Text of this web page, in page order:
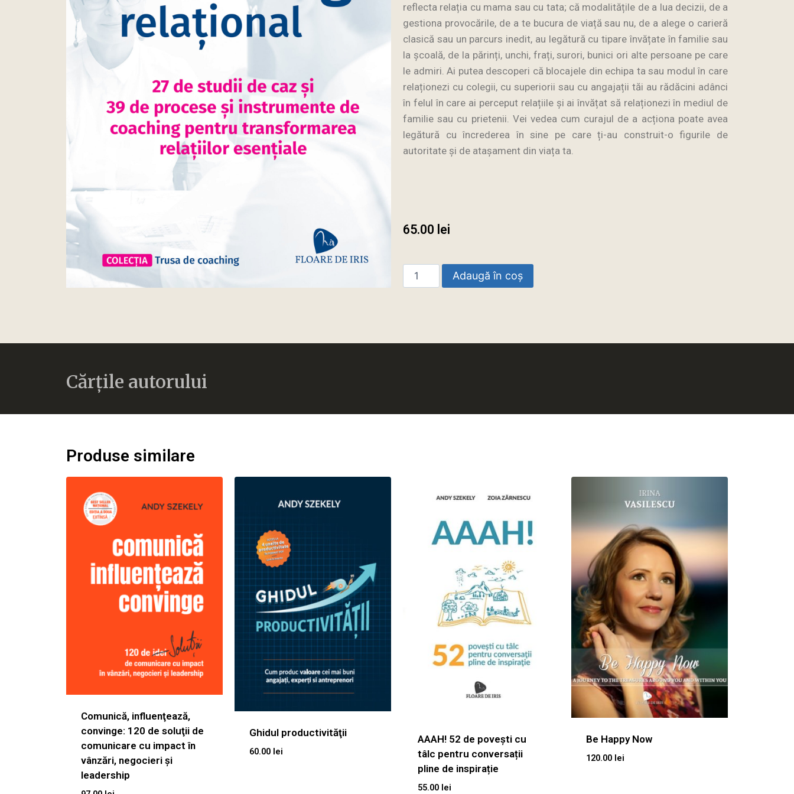
reflecta relația cu mama sau cu tata; că modalitățile de a lua decizii, de a
gestiona provocările, de a te bucura de viață sau nu, de a alege o carieră
clasică sau un parcurs inedit, au legătură cu tipare învățate în familie sau
la școală, de la părinți, unchi, frați, surori, bunici ori alte persoane pe care
le admiri. Ai putea descoperi că blocajele din echipa ta sau modul în care
relaționezi cu colegii, cu superiorii sau cu angajații tăi au rădăcini adânci
în felul în care ai perceput relațiile și ai învățat să relaționezi în mediul de
familie sau cu prietenii. Vei vedea cum curajul de a acționa poate avea
legătură cu încrederea în sine pe care ți-au construit-o figurile de
autoritate și de atașament din viața ta.
65.00 lei
Adaugă în coș
Cărțile autorului
Produse similare
Comunică, influenţează,
convinge: 120 de soluţii de
comunicare cu impact în
vânzări, negocieri şi
leadership
Ghidul productivităţii
60.00 lei
AAAH! 52 de povești cu
tâlc pentru conversații
pline de inspirație
55.00 lei
Be Happy Now
120.00 lei